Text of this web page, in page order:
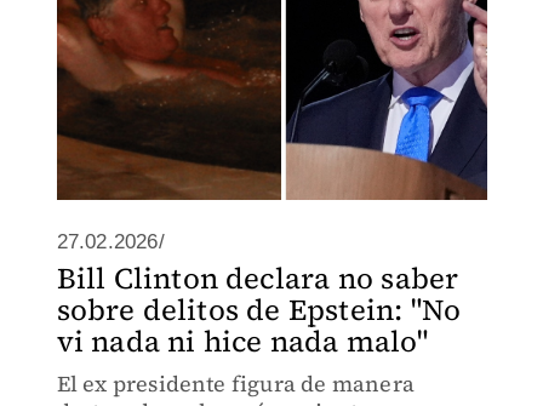
27.02.2026/
Bill Clinton declara no saber
sobre delitos de Epstein: "No
vi nada ni hice nada malo"
El ex presidente figura de manera